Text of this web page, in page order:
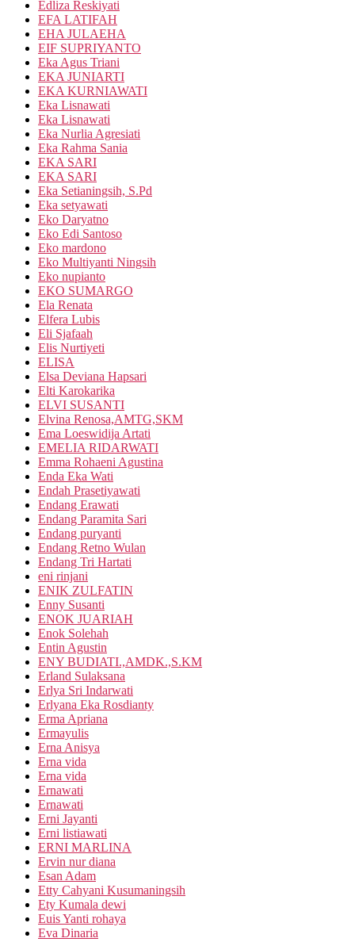
Edliza Reskiyati
EFA LATIFAH
EHA JULAEHA
EIF SUPRIYANTO
Eka Agus Triani
EKA JUNIARTI
EKA KURNIAWATI
Eka Lisnawati
Eka Lisnawati
Eka Nurlia Agresiati
Eka Rahma Sania
EKA SARI
EKA SARI
Eka Setianingsih, S.Pd
Eka setyawati
Eko Daryatno
Eko Edi Santoso
Eko mardono
Eko Multiyanti Ningsih
Eko nupianto
EKO SUMARGO
Ela Renata
Elfera Lubis
Eli Sjafaah
Elis Nurtiyeti
ELISA
Elsa Deviana Hapsari
Elti Karokarika
ELVI SUSANTI
Elvina Renosa,AMTG,SKM
Ema Loeswidija Artati
EMELIA RIDARWATI
Emma Rohaeni Agustina
Enda Eka Wati
Endah Prasetiyawati
Endang Erawati
Endang Paramita Sari
Endang puryanti
Endang Retno Wulan
Endang Tri Hartati
eni rinjani
ENIK ZULFATIN
Enny Susanti
ENOK JUARIAH
Enok Solehah
Entin Agustin
ENY BUDIATI.,AMDK.,S.KM
Erland Sulaksana
Erlya Sri Indarwati
Erlyana Eka Rosdianty
Erma Apriana
Ermayulis
Erna Anisya
Erna vida
Erna vida
Ernawati
Ernawati
Erni Jayanti
Erni listiawati
ERNI MARLINA
Ervin nur diana
Esan Adam
Etty Cahyani Kusumaningsih
Ety Kumala dewi
Euis Yanti rohaya
Eva Dinaria